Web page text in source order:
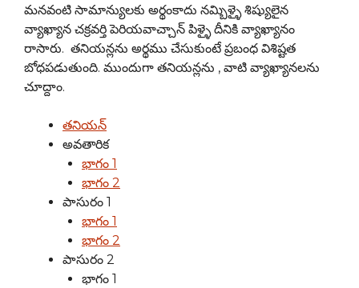
మనవంటి సామాన్యులకు అర్థంకాదు నమ్బిళ్ళై శిష్యులైన
వ్యాఖ్యాన చక్రవర్తి పెరియవాచ్చాన్ పిళ్ళై దీనికి వ్యాఖ్యానం
రాసారు. తనియన్లను అర్థము చేసుకుంటే ప్రబంధ విశిష్టత
బోధపడుతుంది. ముందుగా తనియన్లను , వాటి వ్యాఖ్యానలను
చూద్దాం.
తనియన్
అవతారిక
భాగం 1
భాగం 2
పాసురం 1
భాగం 1
భాగం 2
పాసురం 2
భాగం 1